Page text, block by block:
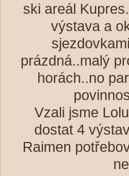
ski areál
výstava a
prázdná..malý
horách..no
Vzali jsme
dostat 4
Raimen